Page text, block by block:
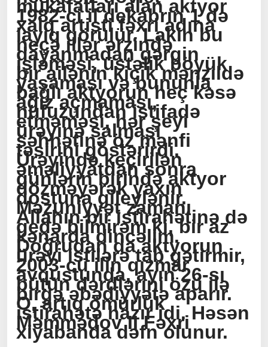
mükafatları alan aktyor
1982-ci il dekabrın 1 də
xalq artisti fəxri adına
layiq görülür. Lakin bu
neçə illər ərzində
dayanmadan gərgin
işləməsi, üstəlik böyük
bir ailənin kiçik mənzildə
yaşaması və bununla
bağlı aktyorun heç kəsə
ağız açmaması,
nüfuzundan istifadə
etməməsi, hər şeyi
ürəyinə salması
səhhətinə öz mənfi
təsirini göstərirdi.
Ürəyində keçirilən
əməliyyatdan sonra
günlərin birində aktyor
dözməyərək yaxın
dostuna gileylənir.
Məzuniyyət zamanı
Allahın bir istirahətinə də
gedə bilmirəm ki, bir az
kənarda dincəlim.
Doğrudan da aktyorun
ürəyi istilərə tab gətirmir,
2003-cü ilin qızmar
avqustunda, ayın 26-sı
bütün dərdlərini özü ilə
birgə əbədiyyətə aparır.
O, artıq ömürlük
istirahətə hazır idi. Həsən
Məmmədov II Fəxri
xiyabanda dəfn olunur.